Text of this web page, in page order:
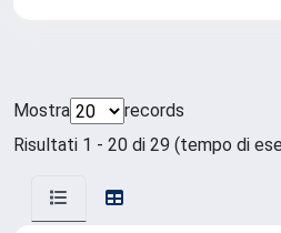
Mostra
records
Risultati 1 - 20 di 29 (tempo di